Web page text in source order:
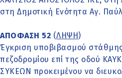
στη Δημοτική Ενότητα Αγ.
ΑΠΟΦΑΣΗ 52 (ΛΗΨΗ )
Έγκριση υποβιβασμού
πεζοδρομίου επί της οδού
ΣΥΚΕΩΝ προκειμένου να